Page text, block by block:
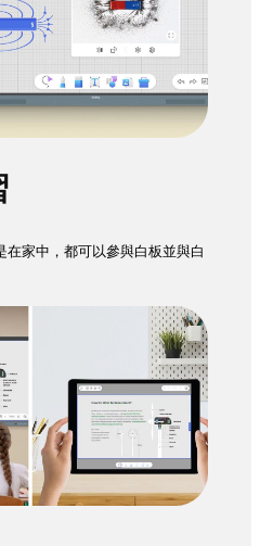
在家中，都可以參與白板並與白